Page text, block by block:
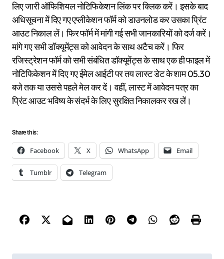
लिए जारी ऑफिशियल नोटिफिकेशन लिंक पर क्लिक करें। इसके बाद
अधिसूचना में दिए गए एप्लीकेशन फॉर्म को डाउनलोड कर उसका प्रिंट
आउट निकाल लें। फिर फॉर्म में मांगी गई सभी जानकारियों को दर्ज करें।
मांगे गए सभी डॉक्यूमेंट्स को आवेदन के साथ अटैच करें। फिर
रजिस्ट्रेशन फॉर्म को सभी संबंधित डॉक्यूमेंट्स के साथ एक ही फाइल में
नोटिफिकेशन में दिए गए ईमेल आईटी पर तय लास्ट डेट के शाम 05.30
बजे तक या उससे पहले मेल कर दें। वहीं, लास्ट में आवेदन पत्र का
प्रिंट आउट भविष्य के संदर्भ के लिए सुरक्षित निकालकर रख लें।
Share this:
Facebook X WhatsApp Email
Tumblr Telegram